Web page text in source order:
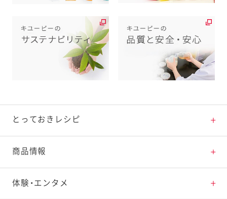
とっておきレシピ
とっておきレシピトップ
素材の知識
商品情報
商品情報トップ
体験・エンタメ